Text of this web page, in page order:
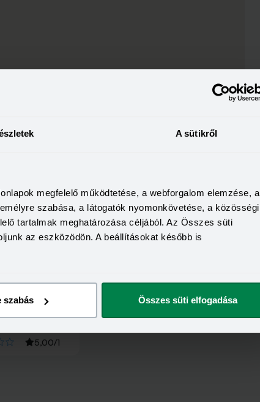
A sütikről
megfelelő működtetése, a webforgalom elemzése, a
szabása, a látogatók nyomonkövetése, a közösségi
tartalmak meghatározása céljából. Az Összes süti
az eszközödön. A beállításokat később is
szabás Összes süti elfogadása
5,00/1